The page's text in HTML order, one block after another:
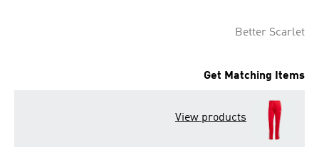
Better Scarlet
Get Matching Items
View products